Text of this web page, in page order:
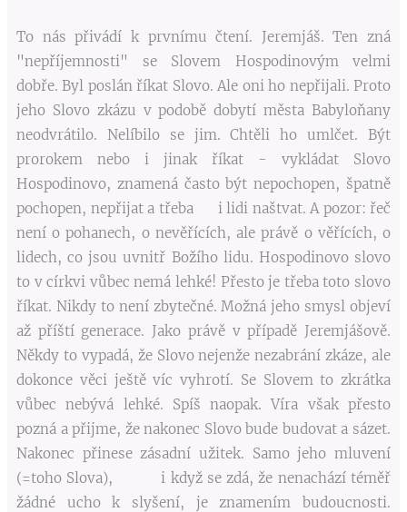
To nás přivádí k prvnímu čtení. Jeremjáš. Ten zná
"nepříjemnosti" se Slovem Hospodinovým velmi
dobře. Byl poslán říkat Slovo. Ale oni ho nepřijali. Proto
jeho Slovo zkázu v podobě dobytí města Babyloňany
neodvrátilo. Nelíbilo se jim. Chtěli ho umlčet. Být
prorokem nebo i jinak říkat - vykládat Slovo
Hospodinovo, znamená často být nepochopen, špatně
pochopen, nepřijat a třeba i lidi naštvat. A pozor: řeč
není o pohanech, o nevěřících, ale právě o věřících, o
lidech, co jsou uvnitř Božího lidu. Hospodinovo slovo
to v církvi vůbec nemá lehké! Přesto je třeba toto slovo
říkat. Nikdy to není zbytečné. Možná jeho smysl objeví
až příští generace. Jako právě v případě Jeremjášově.
Někdy to vypadá, že Slovo nejenže nezabrání zkáze, ale
dokonce věci ještě víc vyhrotí. Se Slovem to zkrátka
vůbec nebývá lehké. Spíš naopak. Víra však přesto
pozná a přijme, že nakonec Slovo bude budovat a sázet.
Nakonec přinese zásadní užitek. Samo jeho mluvení
(=toho Slova), i když se zdá, že nenachází téměř
žádné ucho k slyšení, je znamením budoucnosti.